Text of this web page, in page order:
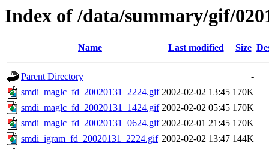
Index of /data/summary/gif/
Name Last modified Size
Parent Directory
-
smdi_maglc_fd_20020131_2224.gif 2002-02-02 13:45 170K
smdi_maglc_fd_20020131_1424.gif 2002-02-02 05:45 170K
smdi_maglc_fd_20020131_0624.gif 2002-02-01 21:45 170K
smdi_igram_fd_20020131_2224.gif 2002-02-02 13:47 144K